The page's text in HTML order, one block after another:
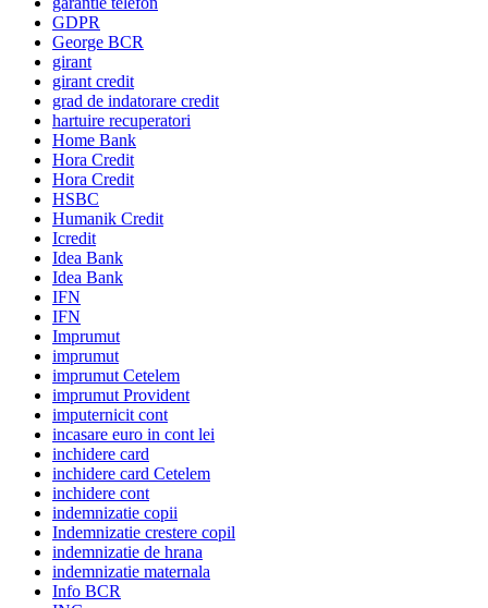
GDPR
George BCR
girant
girant credit
grad de indatorare credit
hartuire recuperatori
Home Bank
Hora Credit
Hora Credit
HSBC
Humanik Credit
Icredit
Idea Bank
Idea Bank
IFN
IFN
Imprumut
imprumut
imprumut Cetelem
imprumut Provident
imputernicit cont
incasare euro in cont lei
inchidere card
inchidere card Cetelem
inchidere cont
indemnizatie copii
Indemnizatie crestere copil
indemnizatie de hrana
indemnizatie maternala
Info BCR